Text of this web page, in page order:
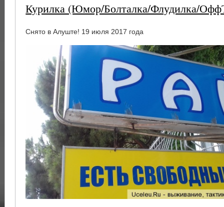
Курилка (Юмор/Болталка/Флудилка/
Снято в Алуште! 19 июля 2017 года